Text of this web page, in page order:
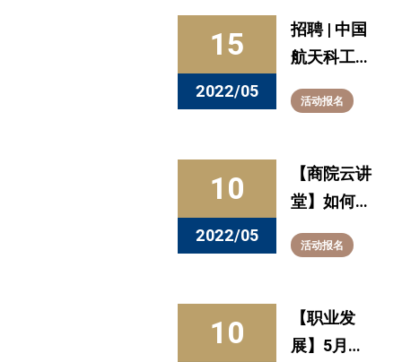
场“链家”脱
口秀，get
路！
15
2022/05
招聘 | 中国
航天科工集
团智能科技
研究院
活动报名
10
2022/05
【商院云讲
堂】如何进
行科学与技
术创新？今
霍尼韦尔特
性材料和技
活动报名
10
【职业发
展】5月活